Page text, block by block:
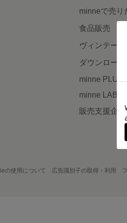
minneで売り
食品販売
ヴィンテージ
ダウンロード
minne PLUS
minne LAB
販売支援企
の使用について 広告識別子の取得・利用